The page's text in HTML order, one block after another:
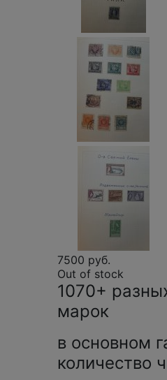
7500 руб.
Out of stock
1070+
марок
в основном
количество